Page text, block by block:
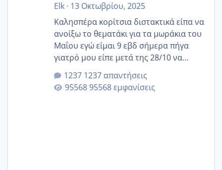
Elk· 13 Οκτωβρίου, 2025
Καλησπέρα κορίτσια διστακτικά είπα να
ανοίξω το θεματάκι για τα μωράκια του
Μαΐου εγώ είμαι 9 εβδ σήμερα πήγα
γιατρό μου είπε μετά της 28/10 να
κλείσω ραντεβού για την αυχενική είναι
καμιά άλλη κοπέλα να γεννάει Μάιο ;;
1237 απαντήσεις
95568 εμφανίσεις